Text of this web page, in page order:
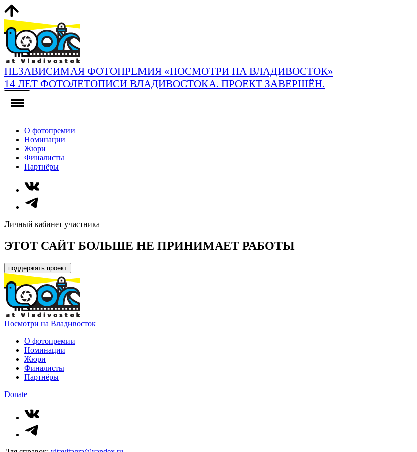
НЕЗАВИСИМАЯ ФОТОПРЕМИЯ «ПОСМОТРИ НА ВЛАДИВОСТОК»
14 ЛЕТ ФОТОЛЕТОПИСИ ВЛАДИВОСТОКА. ПРОЕКТ ЗАВЕРШЁН.
О фотопремии
Номинации
Жюри
Финалисты
Партнёры
Личный кабинет участника
ЭТОТ САЙТ БОЛЬШЕ НЕ ПРИНИМАЕТ РАБОТЫ
поддержать проект
Посмотри на Владивосток
О фотопремии
Номинации
Жюри
Финалисты
Партнёры
Donate